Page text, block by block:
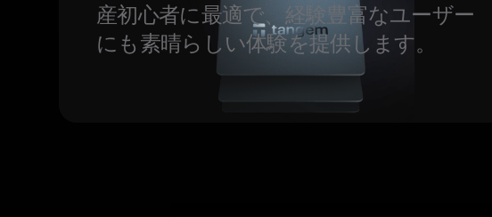
産初心者に最適で、経験豊富なユーザー
にも素晴らしい体験を提供します。